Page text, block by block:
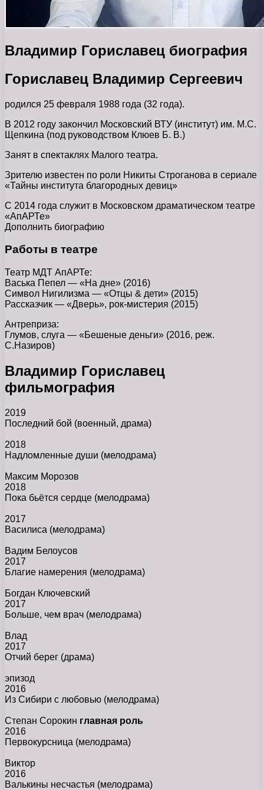
Владимир Гориславец биография
Гориславец Владимир Сергеевич
родился 25 февраля 1988 года (32 года).
В 2012 году закончил Московский ВТУ (институт) им. М.С.
Щепкина (под руководством Клюев Б. В.)
Занят в спектаклях Малого театра.
Зрителю известен по роли Никиты Строганова в сериале
«Тайны института благородных девиц»
С 2014 года служит в Московском драматическом театре
«АпАРТе»
Дополнить биографию
Работы в театре
Театр МДТ АпАРТе:
Васька Пепел — «На дне» (2016)
Символ Нигилизма — «Отцы & дети» (2015)
Рассказчик — «Дверь», рок-мистерия (2015)
Антреприза:
Глумов, слуга — «Бешеные деньги» (2016, реж.
С.Назиров)
Владимир Гориславец
фильмография
2019
Последний бой (военный, драма)
2018
Надломленные души (мелодрама)
Максим Морозов
2018
Пока бьётся сердце (мелодрама)
2017
Василиса (мелодрама)
Вадим Белоусов
2017
Благие намерения (мелодрама)
Богдан Ключевский
2017
Больше, чем врач (мелодрама)
Влад
2017
Отчий берег (драма)
эпизод
2016
Из Сибири с любовью (мелодрама)
Степан Сорокин главная роль
2016
Первокурсница (мелодрама)
Виктор
2016
Валькины несчастья (мелодрама)